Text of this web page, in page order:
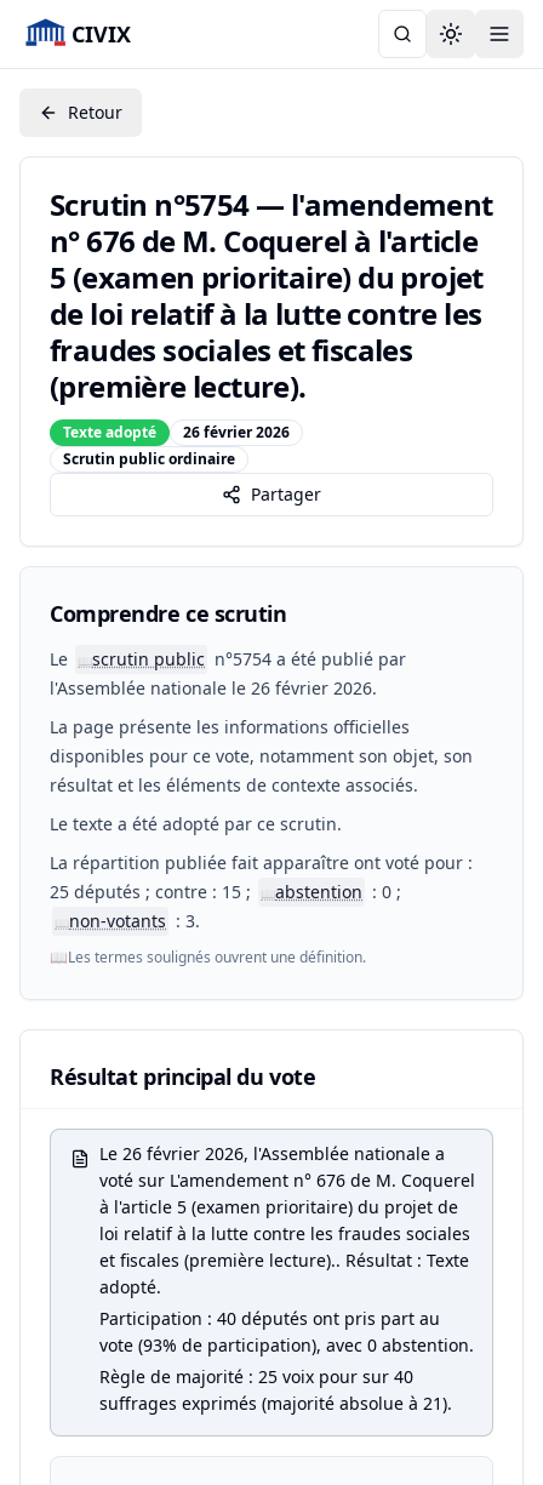
CIVIX Toggle
Retour
Scrutin n°5754 — l'amendement
n° 676 de M. Coquerel à l'article
5 (examen prioritaire) du projet
de loi relatif à la lutte contre les
fraudes sociales et fiscales
(première lecture).
Texte adopté
26 février 2026
Scrutin public ordinaire
Partager
Comprendre ce scrutin
Le 📖scrutin public n°5754 a été publié par
l'Assemblée nationale le 26 février 2026.
La page présente les informations officielles
disponibles pour ce vote, notamment son objet, son
résultat et les éléments de contexte associés.
Le texte a été adopté par ce scrutin.
La répartition publiée fait apparaître ont voté pour :
25 députés ; contre : 15 ;
📖abstention : 0 ;
📖non-votants : 3.
📖Les termes soulignés ouvrent une définition.
Résultat principal du vote
Le 26 février 2026, l'Assemblée nationale a
voté sur L'amendement n° 676 de M. Coquerel
à l'article 5 (examen prioritaire) du projet de
loi relatif à la lutte contre les fraudes sociales
et fiscales (première lecture).. Résultat : Texte
adopté.
Participation : 40 députés ont pris part au
vote (93% de participation), avec 0 abstention.
Règle de majorité : 25 voix pour sur 40
suffrages exprimés (majorité absolue à 21).